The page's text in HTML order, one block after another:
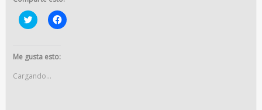
Haz
clic
Twitter
abre
en
Haz
clic
Me gusta esto:
Cargando...